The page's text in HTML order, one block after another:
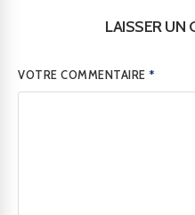
LAISSER UN
VOTRE COMMENTAIRE*